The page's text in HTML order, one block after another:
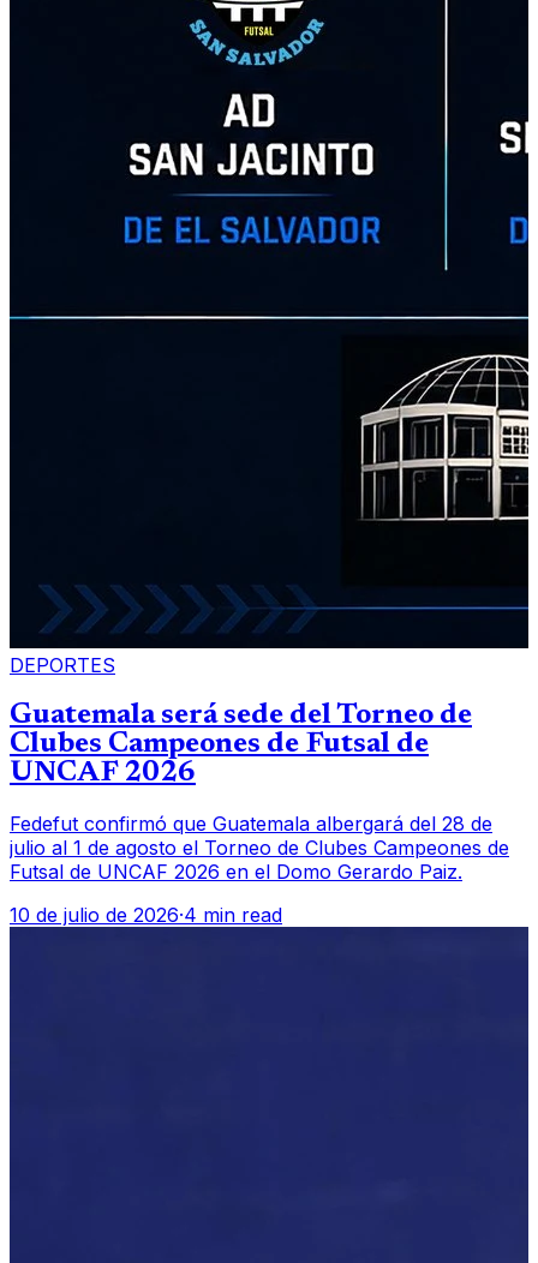
DEPORTES
Guatemala será sede del Torneo de
Clubes Campeones de Futsal de
UNCAF 2026
Fedefut confirmó que Guatemala albergará del 28 de
julio al 1 de agosto el Torneo de Clubes Campeones de
Futsal de UNCAF 2026 en el Domo Gerardo Paiz.
10 de julio de 2026·4 min read